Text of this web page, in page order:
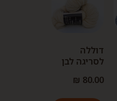
דוללה
לסריגה לבן
₪ 80.00